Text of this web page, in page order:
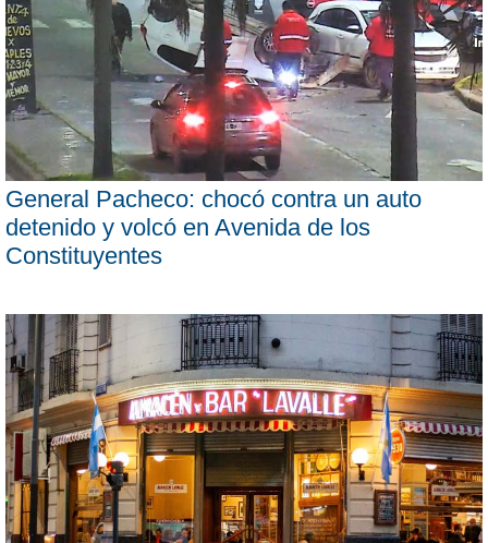
General Pacheco: chocó contra un auto
detenido y volcó en Avenida de los
Constituyentes